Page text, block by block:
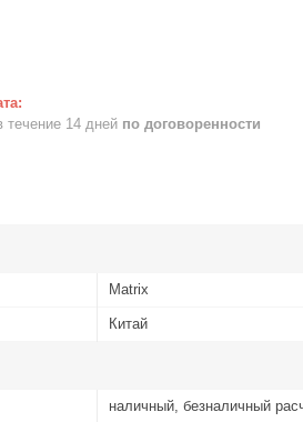
течение 14 дней по договоренности
Matrix
Китай
наличный, безналичный